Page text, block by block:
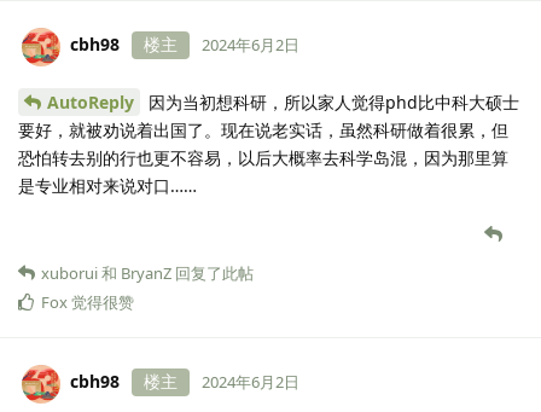
cbh98 楼主 2024年6月2日
AutoReply
因为当初想科研，所以家人觉得phd比中科大硕士
要好，就被劝说着出国了。现在说老实话，虽然科研做着很累，但
恐怕转去别的行也更不容易，以后大概率去科学岛混，因为那里算
是专业相对来说对口……
xuborui和 BryanZ 回复了此帖
Fox觉得很赞
cbh98 楼主 2024年6月2日